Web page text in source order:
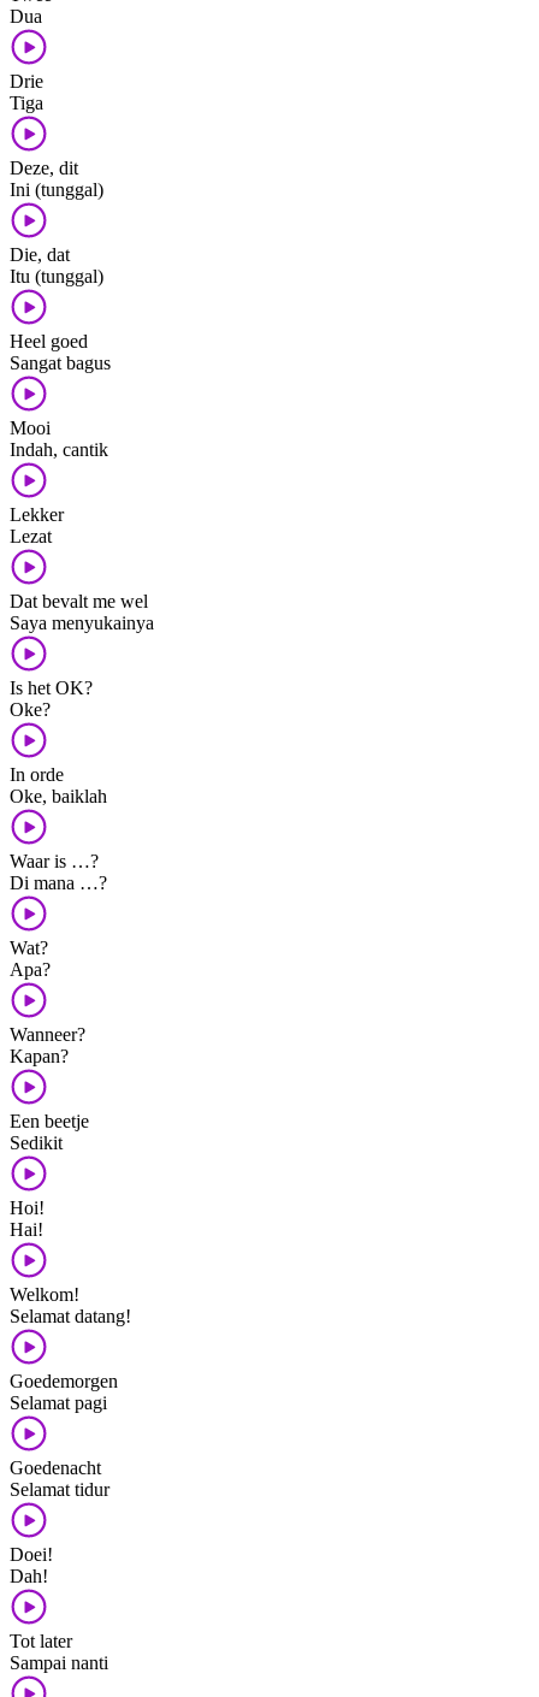
Dua
Drie
Tiga
Deze, dit
Ini (tunggal)
Die, dat
Itu (tunggal)
Heel goed
Sangat bagus
Mooi
Indah, cantik
Lekker
Lezat
Dat bevalt me wel
Saya menyukainya
Is het OK?
Oke?
In orde
Oke, baiklah
Waar is …?
Di mana …?
Wat?
Apa?
Wanneer?
Kapan?
Een beetje
Sedikit
Hoi!
Hai!
Welkom!
Selamat datang!
Goedemorgen
Selamat pagi
Goedenacht
Selamat tidur
Doei!
Dah!
Tot later
Sampai nanti